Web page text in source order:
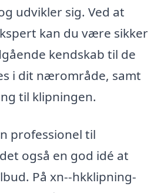
udvikler sig. Ved at
kan du være sikker
kendskab til de
i dit nærområde, samt
til klipningen.
professionel til
også en god idé at
På xn--hkklipning-